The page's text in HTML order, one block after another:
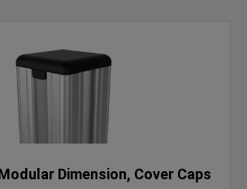
Dimension, Cover Caps